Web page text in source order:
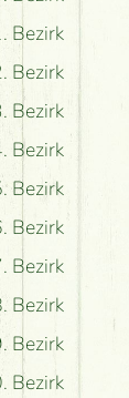
Bezirk
Bezirk
Bezirk
Bezirk
Bezirk
Bezirk
Bezirk
Bezirk
Bezirk
Bezirk